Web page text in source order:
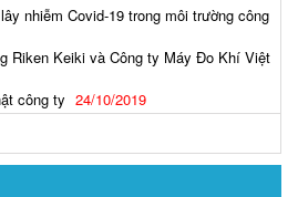
nhiễm Covid-19 trong môi trường công
Riken Keiki và Công ty Máy Đo Khí Việt
công ty 24/10/2019